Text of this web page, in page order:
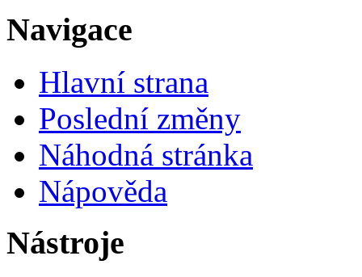
Navigace
Hlavní strana
Poslední změny
Náhodná stránka
Nápověda
Nástroje